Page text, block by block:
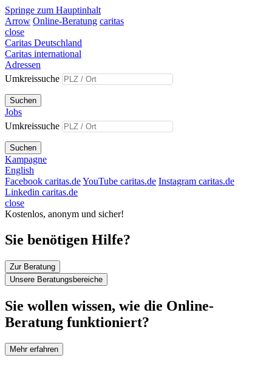
Springe zum Hauptinhalt
Arrow Online-Beratung caritas
close
Caritas Deutschland
Caritas international
Adressen
Umkreissuche
Suchen
Jobs
Umkreissuche
Suchen
Kampagne
English
Facebook caritas.deYouTube caritas.de Instagram caritas.de
Linkedin caritas.de
close
Kostenlos, anonym und sicher!
Sie benötigen Hilfe?
Zur Beratung
Unsere Beratungsbereiche
Sie wollen wissen, wie die Online-
Beratung funktioniert?
Mehr erfahren